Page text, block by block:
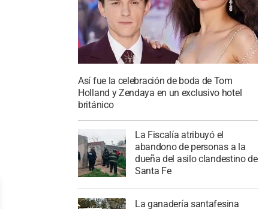
Así fue la celebración de boda de Tom
Holland y Zendaya en un exclusivo hotel
británico
La Fiscalía atribuyó el
abandono de personas a la
dueña del asilo clandestino de
Santa Fe
La ganadería santafesina